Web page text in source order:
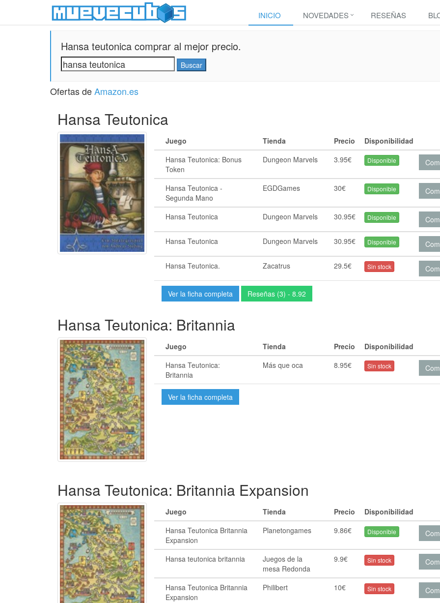
INICIO NOVEDADES RESEÑAS
Hansa teutonica comprar al mejor precio.
Ofertas deAmazon.es
Hansa Teutonica
Juego Tienda Precio
Disponibilidad
Hansa Teutonica: Bonus
Token
Dungeon Marvels 3.95€ Disponible
Hansa Teutonica -
Segunda Mano
EGDGames 30€ Disponible
Hansa Teutonica Dungeon Marvels 30.95€ Disponible
Hansa Teutonica Dungeon Marvels 30.95€ Disponible
Hansa Teutonica. Zacatrus 29.5€ Sin stock
Ver la ficha completa Reseñas (3) - 8.92
Hansa Teutonica: Britannia
Juego Tienda Precio
Disponibilidad
Hansa Teutonica:
Britannia
Más que oca 8.95€ Sin stock
Ver la ficha completa
Hansa Teutonica: Britannia Expansion
Juego Tienda Precio
Disponibilidad
Hansa Teutonica Britannia
Expansion
Planetongames 9.86€ Disponible
Hansa teutonica britannia
Juegos de la
mesa Redonda
9.9€ Sin stock
Hansa Teutonica Britannia
Expansion
Philibert 10€ Sin stock